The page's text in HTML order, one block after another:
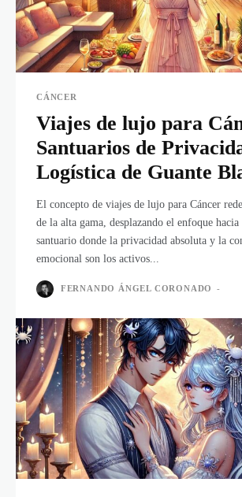
CÁNCER
Viajes de lujo para
Santuarios de
Logística de Guante
El concepto de viajes de lujo para Cáncer
de la alta gama, desplazando el enfoque
santuario donde la privacidad absoluta y la
emocional son los activos...
FERNANDO ÁNGEL CORONADO -